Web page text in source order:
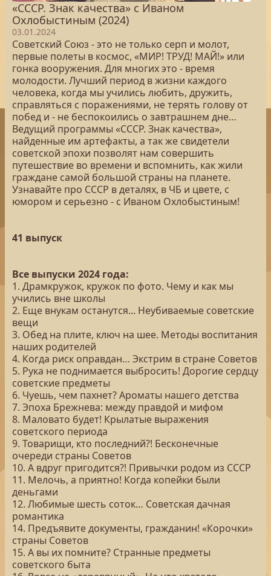
«СССР. Знак качества» с Иваном
Охлобыстиным (2024)
03.01.2024
Советский Союз - это не только серп и молот,
первые полеты в космос, «МИР! ТРУД! МАЙ!» или
гонка вооружения. Для многих это - время
молодости. Лучший период в жизни каждого
человека, когда мы учились любить, дружить,
справляться с поражениями, не терять голову от
побед и - не беспокоились о завтрашнем дне…
Ведущий программы «СССР. Знак качества»,
найденные им артефакты, а так же свидетели
советской эпохи позволят нам совершить
путешествие во времени и вспомнить, как жили
граждане самой большой страны на планете.
Узнавайте про СССР в деталях, в ЧБ и цвете, с
юмором и серьезно - с Иваном Охлобыстиным!
41 выпуск
Все выпуски 2024 года:
1. Драмкружок, кружок по фото. Чему и как мы
учились вне школы
2. Еще внукам останутся... Неубиваемые советские
вещи
3. Обед на плите, ключ на шее. Методы воспитания
наших родителей
4. Когда риск оправдан… Экстрим в стране Советов
5. Рука не поднимается выбросить! Дорогие сердцу
советские предметы
6. Чуешь, чем пахнет? Ароматы нашего детства
7. Эпоха Брежнева: между правдой и мифом
8. Маловато будет! Крылатые выражения
советского периода
9. Товарищи, кто последний?! Бесконечные
очереди страны Советов
10. А вдруг пригодится?! Привычки родом из СССР
11. Мелочь, а приятно! Когда копейки были
деньгами
12. Любимые шесть соток… Советская дачная
романтика
14. Предъявите документы, гражданин! «Корочки»
страны Советов
15. А вы их помните? Странные предметы
советского быта